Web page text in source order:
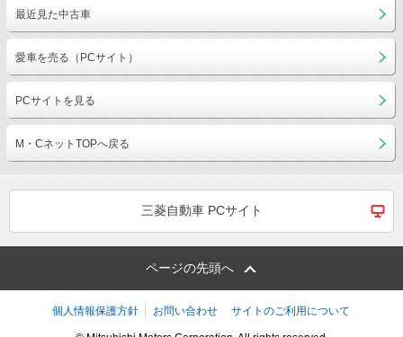
最近見た中古車
愛車を売る（PCサイト）
PCサイトを見る
M・CネットTOPへ戻る
三菱自動車 PCサイト
ページの先頭へ
個人情報保護方針 お問い合わせ サイトのご利用について